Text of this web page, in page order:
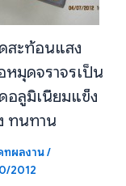
สะท้อนแสง
หมุดจราจรเป็น
อลูมิเนียมแข็ง
ทนทาน
ทผลงาน/
2012